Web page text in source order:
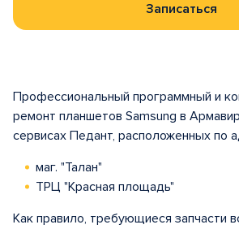
Записаться
Профессиональный программный и
ремонт планшетов Samsung в
сервисах Педант, расположенных по
маг. "Талан"
ТРЦ "Красная площадь"
Как правило, требующиеся запчасти